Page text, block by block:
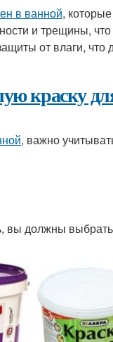
в ванной,
и трещины,
от влаги,
краску
, важно
должны выбрать